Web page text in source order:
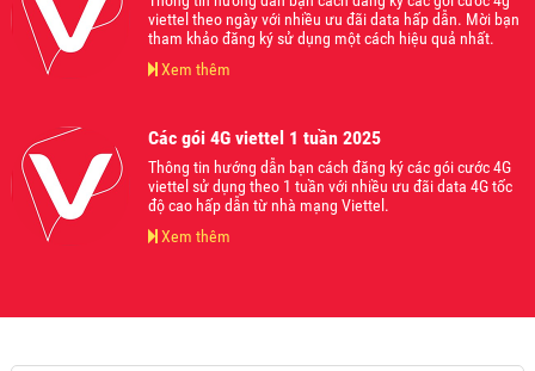
viettel theo ngày với nhiều ưu đãi data hấp dẫn. Mời bạn
tham khảo đăng ký sử dụng một cách hiệu quả nhất.
Xem thêm
Các gói 4G viettel 1 tuần 2025
Thông tin hướng dẫn bạn cách đăng ký các gói cước 4G
viettel sử dụng theo 1 tuần với nhiều ưu đãi data 4G tốc
độ cao hấp dẫn từ nhà mạng Viettel.
Xem thêm